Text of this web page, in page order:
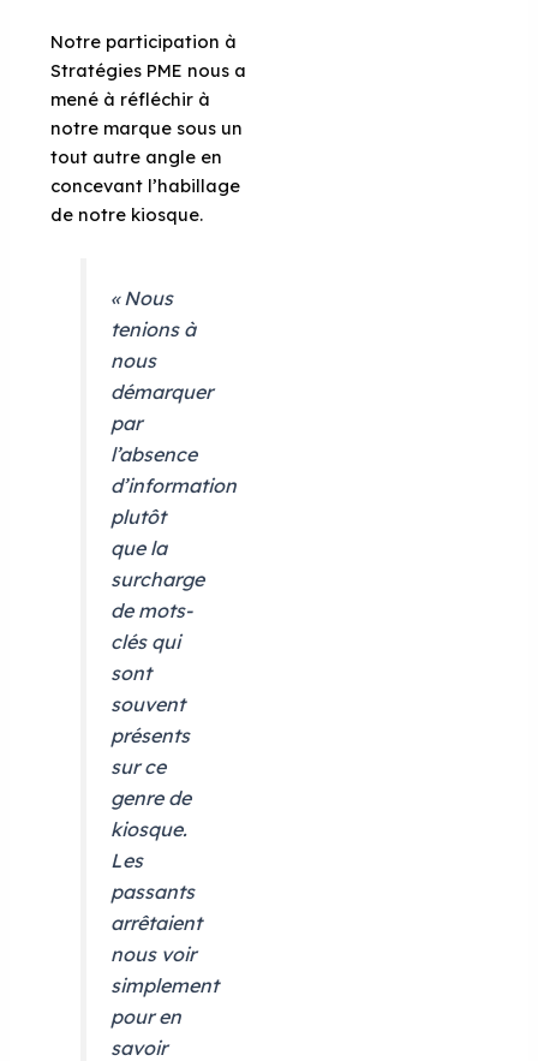
Notre participation à
Stratégies PME nous a
mené à réfléchir à
notre marque sous un
tout autre angle en
concevant l’habillage
de notre kiosque.
« Nous
tenions à
nous
démarquer
par
l’absence
d’information
plutôt
que la
surcharge
de mots-
clés qui
sont
souvent
présents
sur ce
genre de
kiosque.
Les
passants
arrêtaient
nous voir
simplement
pour en
savoir